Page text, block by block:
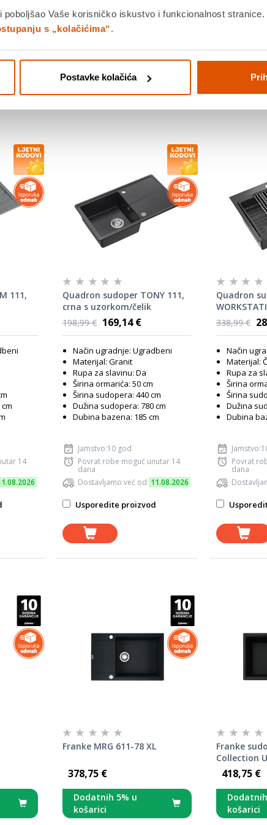
Vaše korisničko iskustvo i funkcionalnost
s „kolačićima“.
Postavke kolačića
14
Povrat robe moguć unutar 14
dana
Dostavljamo već od
Usporedite proizvod
Povrat
dana
111,
14
Quadron sudoper TONY 111,
crna s uzorkom/čelik
198,99 € 169,14 €
Način ugradnje: Ugradbeni
Materijal: Granit
Rupa za slavinu: Da
Širina ormarića: 50 cm
Širina sudopera: 440 cm
Dužina sudopera: 780 cm
Dubina bazena: 185 cm
Jamstvo:10 god
Povrat robe moguć unutar 14
dana
Dostavljamo već od 11.08.2026
Usporedite proizvod
Quadron
antracit
338,99 €
Način
Materijal:
Rupa za
Širina
Širina
Dužina
Dubina
Povrat
dana
Franke MRG 611-78 XL
378,75 €
Dodatnih 5% u
košarici
Franke
Collection
418,75 €
košarici